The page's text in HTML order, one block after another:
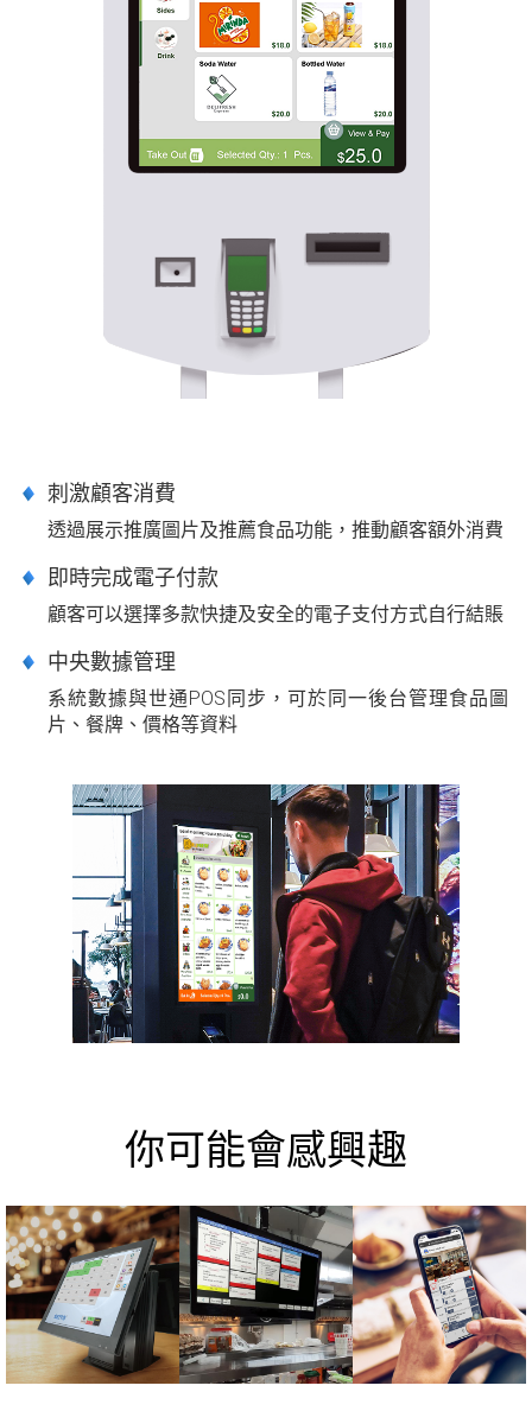
刺激顧客消費
透過展示推廣圖片及推薦食品功能，推動顧客額外消費
即時完成電子付款
顧客可以選擇多款快捷及安全的電子支付方式自行結賬
中央數據管理
系統數據與世通POS同步，可於同一後台管理食品圖
片、餐牌、價格等資料
你可能會感興趣